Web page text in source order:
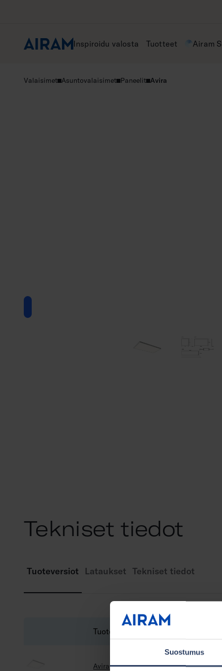
Suostumus
Inspiroidu valosta Tuotteet Airam
Valaisimet Asuntovalaisimet Paneelit Avira
Tekniset tiedot
Tuoteversiot Lataukset Tekniset tiedot
Tuotenimi
Avira S IP20 13W CCT DIM REMOTE VA